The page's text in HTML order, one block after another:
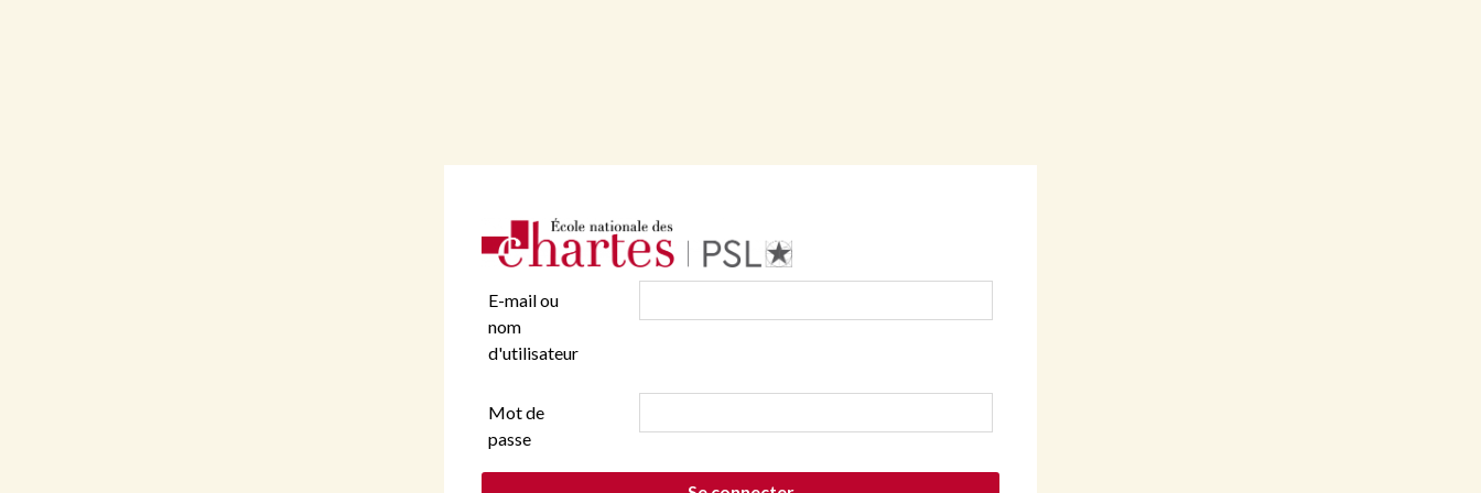
E-mail ou
nom
d'utilisateur
Mot de
passe